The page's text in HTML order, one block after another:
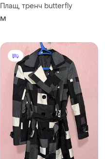
Плащ, тренч butterfly
M